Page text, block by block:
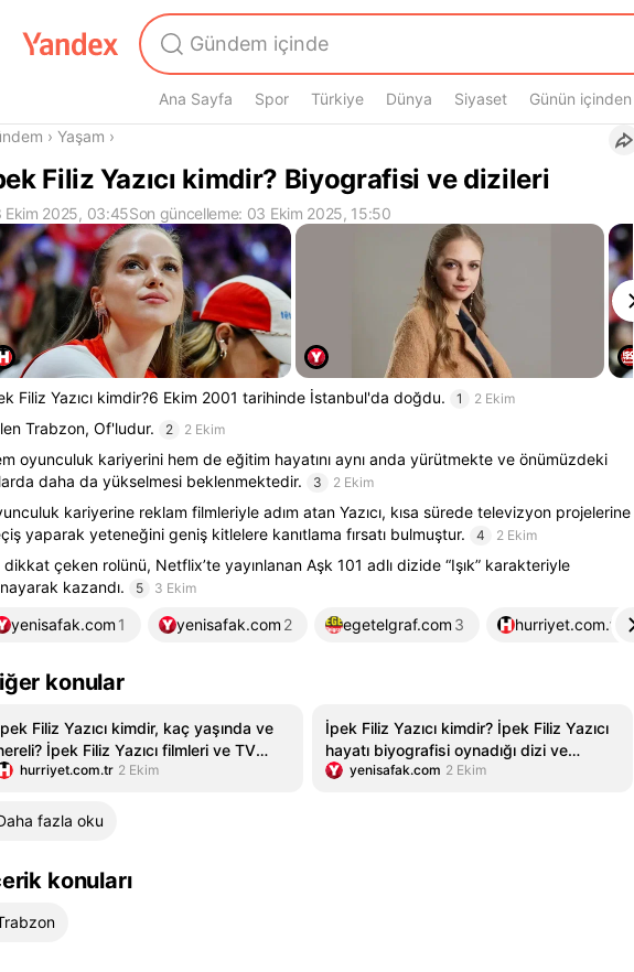
Ana Sayfa Spor Türkiye Dünya Siyaset Günün içinden
› Yaşam ›
Filiz Yazıcı kimdir? Biyografisi ve dizileri
Ekim 2025, 03:45Son güncelleme: 03 Ekim 2025, 15:50
Filiz Yazıcı kimdir?6 Ekim 2001 tarihinde İstanbul'da doğdu. 1 2 Ekim
Trabzon, Of'ludur. 2 2 Ekim
oyunculuk kariyerini hem de eğitim hayatını aynı anda yürütmekte ve önümüzdeki
daha da yükselmesi beklenmektedir.
3 2 Ekim
kariyerine reklam filmleriyle adım atan Yazıcı, kısa sürede televizyon projelerine
yaparak yeteneğini geniş kitlelere kanıtlama fırsatı bulmuştur.
4 2 Ekim
dikkat çeken rolünü, Netflix’te yayınlanan Aşk 101 adlı dizide “Işık” karakteriyle
kazandı.
5 3 Ekim
yenisafak.com 1 yenisafak.com 2 egetelgraf.com 3 hurriyet.com.tr 4
konular
Filiz Yazıcı kimdir, kaç yaşında ve
İpek Filiz Yazıcı filmleri ve TV
hurriyet.com.tr 2 Ekim
İpek Filiz Yazıcı kimdir? İpek Filiz Yazıcı
hayatı biyografisi oynadığı dizi ve
filmleriyenisafak.com 2 Ekim
fazla oku
konuları